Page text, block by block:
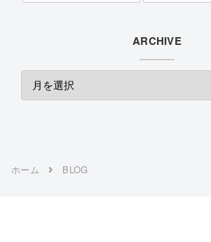
ARCHIVE
ホーム BLOG